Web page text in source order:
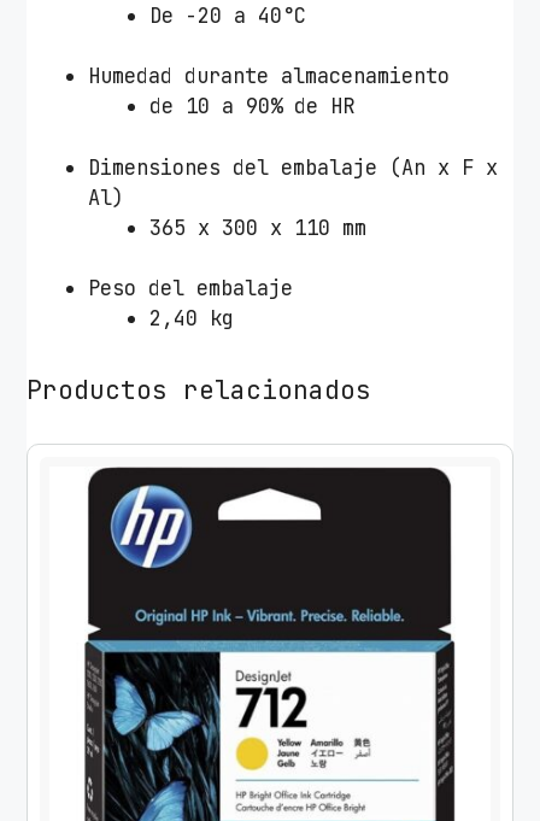
De -20 a 40°C
Humedad durante almacenamiento
de 10 a 90% de HR
Dimensiones del embalaje (An x F x
Al)
365 x 300 x 110 mm
Peso del embalaje
2,40 kg
Productos relacionados